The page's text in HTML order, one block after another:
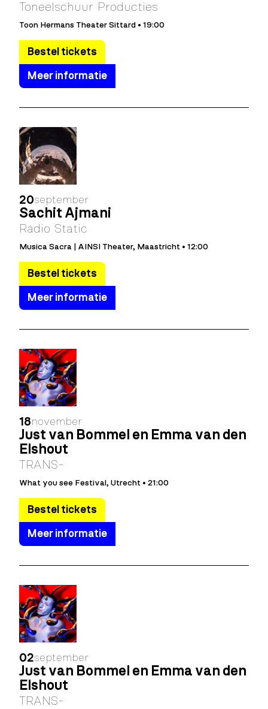
Toneelschuur Producties
Toon Hermans Theater Sittard • 19:00
Bestel tickets
Meer informatie
20september
Sachit Ajmani
Radio Static
Musica Sacra | AINSI Theater, Maastricht • 12:00
Bestel tickets
Meer informatie
18november
Just van Bommel en Emma van den
Elshout
TRANS-
What you see Festival, Utrecht • 21:00
Bestel tickets
Meer informatie
02september
Just van Bommel en Emma van den
Elshout
TRANS-